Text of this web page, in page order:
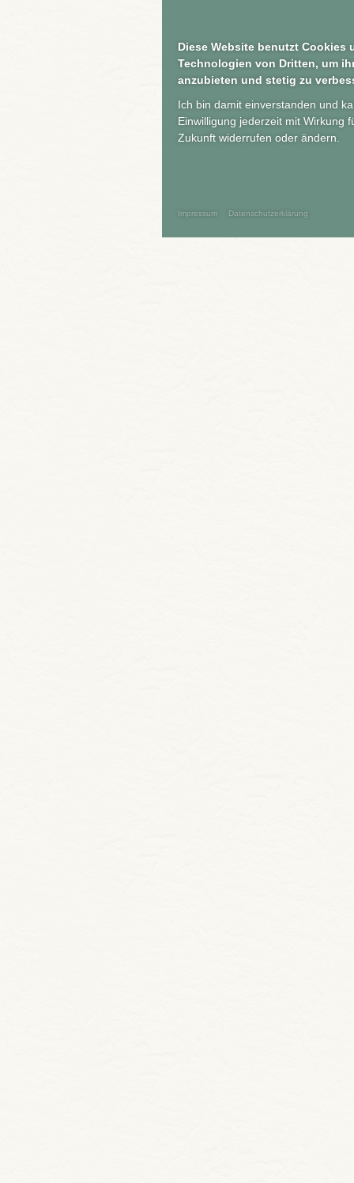
Diese Website benutzt Cookies
Technologien von Dritten, um
anzubieten und stetig zu
Ich bin damit einverstanden und
Einwilligung jederzeit mit Wirkung
Zukunft widerrufen oder ändern.
Impressum Datenschutzerklärung
Diese Website benutzt Cookies
Technologien von Dritten, um
anzubieten und stetig zu
Ich bin damit einverstanden und
Einwilligung jederzeit mit Wirkung
Zukunft widerrufen oder ändern.
Impressum Datenschutzerklärung